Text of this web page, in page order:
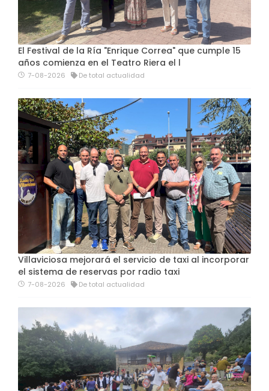
El Festival de la Ría "Enrique Correa" que cumple 15
años comienza en el Teatro Riera el l
7-08-2026 De total actualidad
Villaviciosa mejorará el servicio de taxi al incorporar
el sistema de reservas por radio taxi
7-08-2026 De total actualidad